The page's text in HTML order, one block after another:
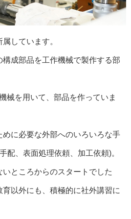
しています。
成部品を工作機械で製作する部
械を用いて、部品を作っていま
めに必要な外部へのいろいろな手
配、表面処理依頼、加工依頼)。
いところからのスタートでした
以外にも、積極的に社外講習に